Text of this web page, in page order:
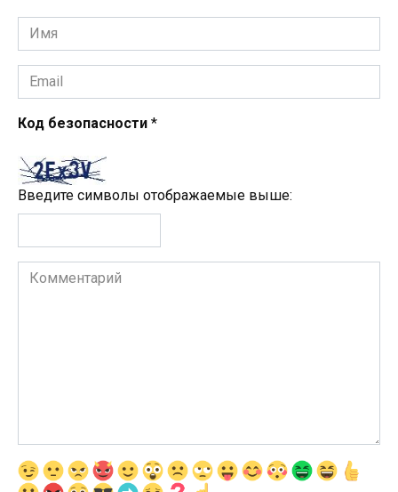
Имя
*
Email
*
Код безопасности *
Введите символы отображаемые выше:
Комментарий